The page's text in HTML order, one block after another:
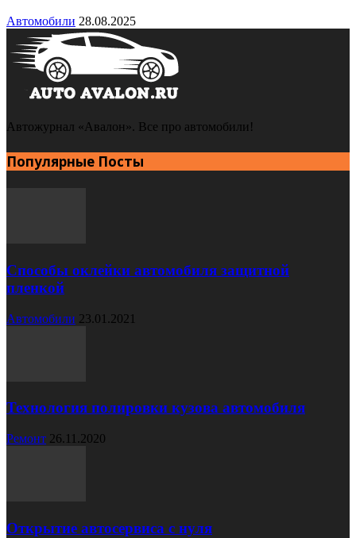
Автомобили 28.08.2025
Автожурнал «Авалон». Все про автомобили!
Популярные Посты
Способы оклейки автомобиля защитной
пленкой
Автомобили 23.01.2021
Технология полировки кузова автомобиля
Ремонт 26.11.2020
Открытие автосервиса с нуля